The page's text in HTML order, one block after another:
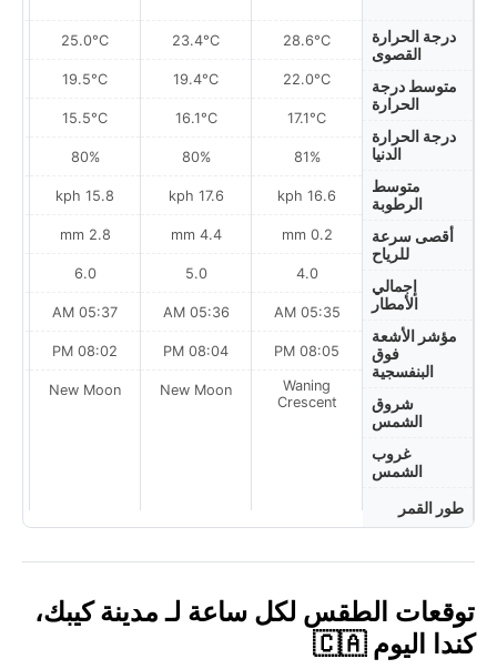
درجة الحرارة
القصوى
متوسط درجة
الحرارة
درجة الحرارة
الدنيا
متوسط
الرطوبة
أقصى سرعة
للرياح
إجمالي
الأمطار
مؤشر الأشعة
فوق
البنفسجية
شروق
الشمس
غروب
الشمس
طور القمر
28.6°C
22.0°C
17.1°C
81%
16.6 kph
0.2 mm
4.0
05:35 AM
08:05 PM
Waning
Crescent
23.4°C
19.4°C
16.1°C
80%
17.6 kph
4.4 mm
5.0
05:36 AM
08:04 PM
New Moon
25.0°C
19.5°C
15.5°C
80%
15.8 kph
2.8 mm
6.0
05:37 AM
08:02 PM
New Moon
توقعات الطقس لكل ساعة لـ مدينة كيبك،
كندا اليوم 🇨🇦